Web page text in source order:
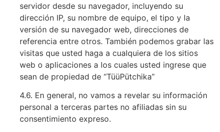
servidor desde su navegador, incluyendo su
dirección IP, su nombre de equipo, el tipo y la
versión de su navegador web, direcciones de
referencia entre otros. También podemos grabar las
visitas que usted haga a cualquiera de los sitios
web o aplicaciones a los cuales usted ingrese que
sean de propiedad de “TüüPütchika”
4.6. En general, no vamos a revelar su información
personal a terceras partes no afiliadas sin su
consentimiento expreso.